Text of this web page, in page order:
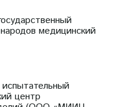
медицинский
центр